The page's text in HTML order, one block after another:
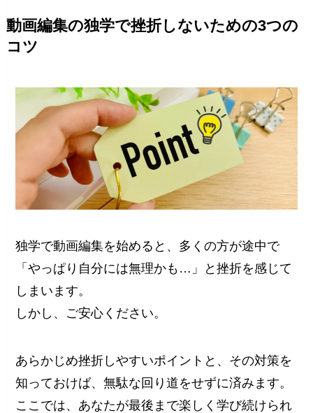
動画編集の独学で挫折しないための3つの
コツ
独学で動画編集を始めると、多くの方が途中で
「やっぱり自分には無理かも…」と挫折を感じて
しまいます。
しかし、ご安心ください。
あらかじめ挫折しやすいポイントと、その対策を
知っておけば、無駄な回り道をせずに済みます。
ここでは、あなたが最後まで楽しく学び続けられ